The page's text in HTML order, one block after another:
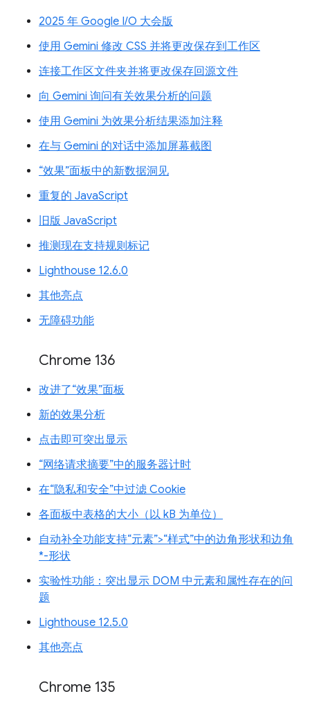
2025 年 Google I/O 大会版
使用 Gemini 修改 CSS 并将更改保存到工作区
连接工作区文件夹并将更改保存回源文件
向 Gemini 询问有关效果分析的问题
使用 Gemini 为效果分析结果添加注释
在与 Gemini 的对话中添加屏幕截图
“效果”面板中的新数据洞见
重复的 JavaScript
旧版 JavaScript
推测现在支持规则标记
Lighthouse 12.6.0
其他亮点
无障碍功能
Chrome 136
改进了“效果”面板
新的效果分析
点击即可突出显示
“网络请求摘要”中的服务器计时
在“隐私和安全”中过滤 Cookie
各面板中表格的大小（以 kB 为单位）
自动补全功能支持“元素”>“样式”中的边角形状和边角
*-形状
实验性功能：突出显示 DOM 中元素和属性存在的问
题
Lighthouse 12.5.0
其他亮点
Chrome 135